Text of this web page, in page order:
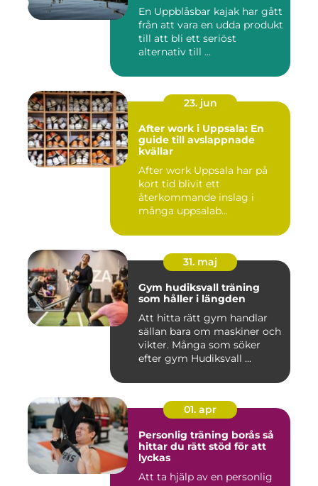
En Uppblåsbar kajak har gått
från att vara en udda produkt
till att bli ett seriöst
alternativ till ...
23. jun
After work i Uppsala: En
guide till avslappnade
kvällar
After work Uppsala har på
kort tid blivit ett
återkommande inslag i
många uppsalab...
31. maj
Gym hudiksvall träning
som håller i längden
Att hitta rätt gym handlar
sällan bara om maskiner och
vikter. Många som söker
efter gym Hudiksvall ...
01. apr
Personlig träning borås så
hittar du rätt stöd för att
lyckas
Att ta hjälp av en personlig